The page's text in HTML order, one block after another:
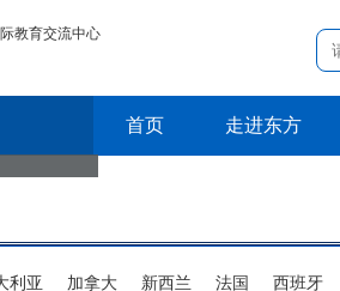
首页 走进东方
利亚 加拿大 新西兰 法国 西班牙